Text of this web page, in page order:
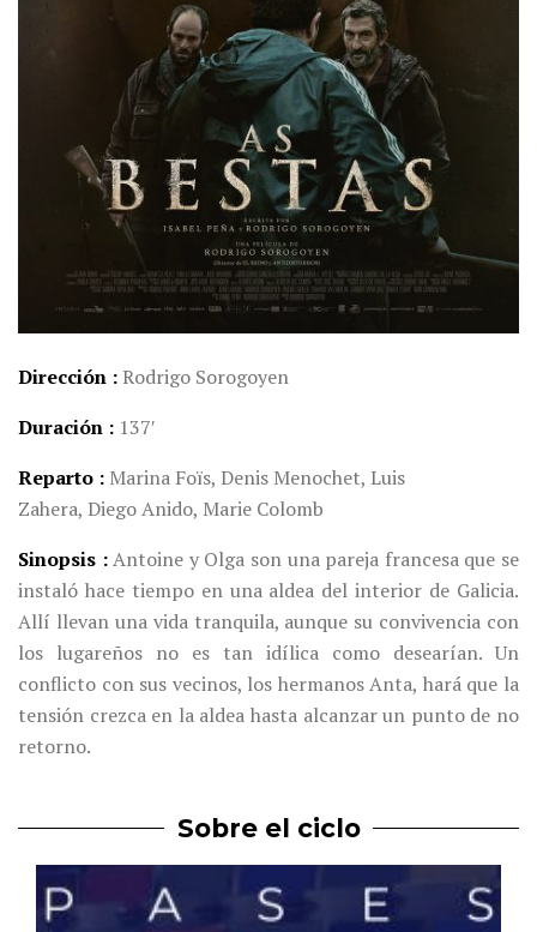
Dirección Rodrigo Sorogoyen
Duración
137′
Reparto
Marina Foïs, Denis Menochet, Luis
Zahera, Diego Anido, Marie Colomb
Sinopsis
Antoine y Olga son una pareja francesa que se
instaló hace tiempo en una aldea del interior de Galicia.
Allí llevan una vida tranquila, aunque su convivencia con
los lugareños no es tan idílica como desearían. Un
conflicto con sus vecinos, los hermanos Anta, hará que la
tensión crezca en la aldea hasta alcanzar un punto de no
retorno.
Sobre el ciclo